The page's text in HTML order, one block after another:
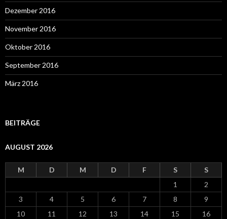
Dezember 2016
November 2016
Oktober 2016
September 2016
März 2016
BEITRÄGE
AUGUST 2026
M D M D F S
S
1
2
3
4 5 6 7 8
9
10
11 12 13 14 15
16